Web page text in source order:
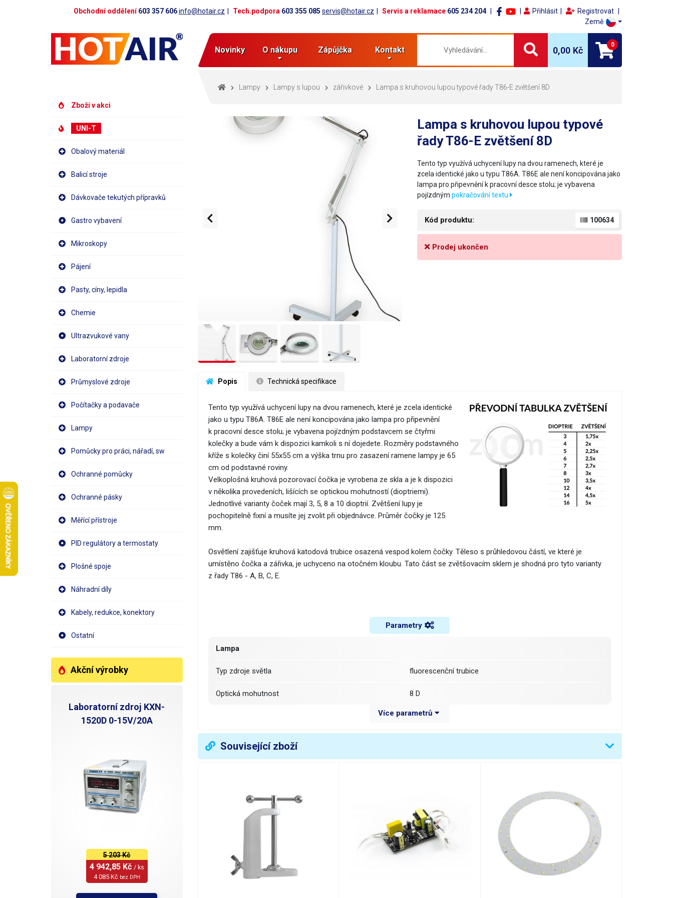
Obchodní oddělení603 357 606info@hotair.cz Tech.podpora 603 355 085 servis@hotair.cz Servis a reklamace 605 234 204 Přihlásit
Registrovat
Země
Novinky O nákupu Zápůjčka Kontakt 0,00 Kč
0
Zboží v akci
UNI-T
Obalový materiál
Balicí stroje
Dávkovače tekutých přípravků
Gastro vybavení
Mikroskopy
Pájení
Pasty, cíny, lepidla
Chemie
Ultrazvukové vany
Laboratorní zdroje
Průmyslové zdroje
Počítačky a podavače
Lampy
Pomůcky pro práci, nářadí, sw
Ochranné pomůcky
Ochranné pásky
Měřící přístroje
PID regulátory a termostaty
Plošné spoje
Náhradní díly
Kabely, redukce, konektory
Ostatní
Akční výrobky
Laboratorní zdroj KXN-
1520D 0-15V/20A
5 203 Kč
4 942,85 Kč / ks
4 085 Kč bez DPH
Lampy Lampy s lupou zářivkové Lampa s kruhovou lupou typové řady T86-E zvětšení 8D
Lampa s kruhovou lupou typové
řady T86-E zvětšení 8D
Tento typ využívá uchycení lupy na dvou ramenech, které je
zcela identické jako u typu T86A. T86E ale není koncipována jako
lampa pro připevnění k pracovní desce stolu; je vybavena
pojízdnýmpokračování textu
Kód produktu: 100634
Prodej ukončen
Popis Technická specifikace
Tento typ využívá uchycení lupy na dvou ramenech, které je zcela identické
jako u typu T86A. T86E ale není koncipována jako lampa pro připevnění
k pracovní desce stolu; je vybavena pojízdným podstavcem se čtyřmi
kolečky a bude vám k dispozici kamkoli s ní dojedete. Rozměry podstavného
kříže s kolečky činí 55x55 cm a výška trnu pro zasazení ramene lampy je 65
cm od podstavné roviny.
Velkoplošná kruhová pozorovací čočka je vyrobena ze skla a je k dispozici
v několika provedeních, lišících se optickou mohutností (dioptriemi).
Jednotlivé varianty čoček mají 3, 5, 8 a 10 dioptrií. Zvětšení lupy je
pochopitelně fixní a musíte jej zvolit při objednávce. Průměr čočky je 125
mm.
Osvětlení zajišťuje kruhová katodová trubice osazená vespod kolem čočky. Těleso s průhledovou částí, ve které je
umístěno čočka a zářivka, je uchyceno na otočném kloubu. Tato část se zvětšovacím sklem je shodná pro tyto varianty
z řady T86 - A, B, C, E.
Parametry
Lampa
Typ zdroje světla fluorescenční trubice
Optická mohutnost 8 D
kruhová
Materiál čočky sklo
kruhová výbojka bílá
průměr trubice 30mmvnější průměr kruhu 216mm
6000 K
Světelný tok
Více parametrů
Související zboží